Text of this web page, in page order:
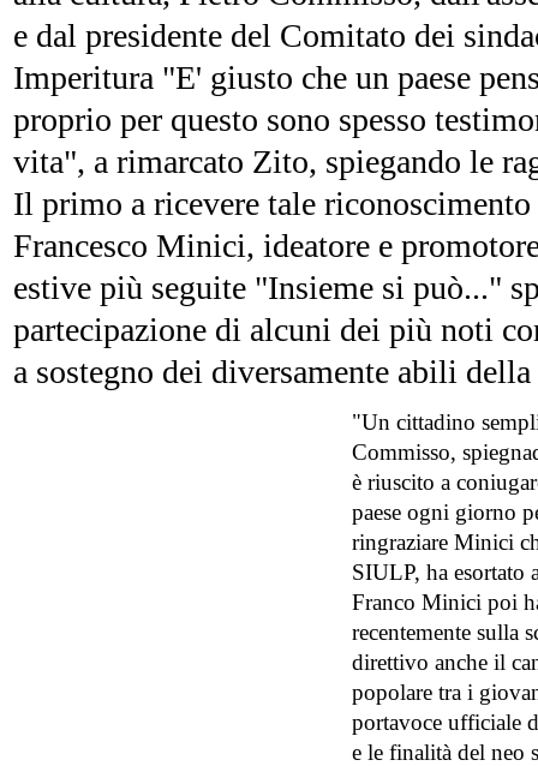
e dal presidente del Comitato dei
Imperitura "E' giusto che un paese
proprio per questo sono spesso
vita", a rimarcato Zito, spiegando le
Il primo a ricevere tale
Francesco Minici, ideatore e
estive più seguite "Insieme si può..."
partecipazione di alcuni dei più noti
a sostegno dei diversamente abili
"Un cittadino
Commisso,
è riuscito a
paese ogni giorno
ringraziare Minici
SIULP, ha esortato
Franco Minici poi
recentemente sulla
direttivo anche il
popolare tra i
portavoce ufficiale
e le finalità del neo